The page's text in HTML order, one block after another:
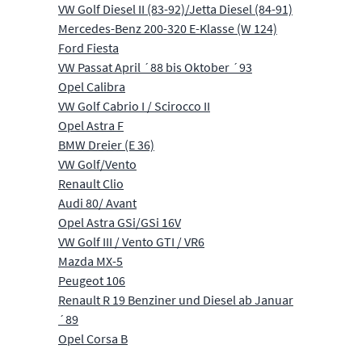
VW Golf Diesel II (83-92)/Jetta Diesel (84-91)
Mercedes-Benz 200-320 E-Klasse (W 124)
Ford Fiesta
VW Passat April ´88 bis Oktober ´93
Opel Calibra
VW Golf Cabrio I / Scirocco II
Opel Astra F
BMW Dreier (E 36)
VW Golf/Vento
Renault Clio
Audi 80/ Avant
Opel Astra GSi/GSi 16V
VW Golf III / Vento GTI / VR6
Mazda MX-5
Peugeot 106
Renault R 19 Benziner und Diesel ab Januar
´89
Opel Corsa B